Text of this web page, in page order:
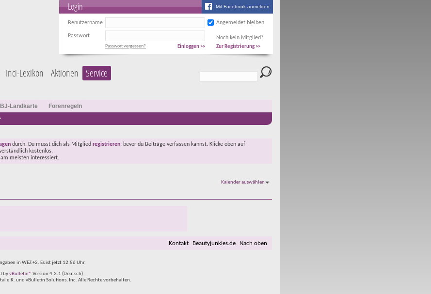
Mit Facebook anmelden
Login
Benutzername Angemeldet bleiben
Passwort Noch kein Mitglied?
Einloggen >>
Passwort vergessen? Zur Registrierung >>
Inci-Lexikon Aktionen Service
BJ-Landkarte Forenregeln
durch. Du musst dich als Mitglied registrieren, bevor du Beiträge verfassen kannst. Klicke oben auf
kostenlos.
am meisten interessiert.
Kalender auswählen
Kontakt Beautyjunkies.de Nach oben
in WEZ +2. Es ist jetzt 12:56Uhr.
byvBulletin® Version 4.2.1 (Deutsch)
e.K. und vBulletin Solutions, Inc. Alle Rechte vorbehalten.